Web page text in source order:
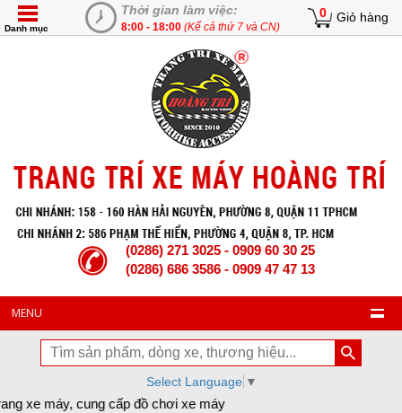
Thời gian làm việc:
8:00 - 18:00 (Kể cả thứ 7 và CN)
0 Giỏ hàng
Danh mục
(0286) 271 3025 - 0909 60 30 25
(0286) 686 3586 - 0909 47 47 13
MENU
Select Language ▼
cung cấp đồ chơi xe máy